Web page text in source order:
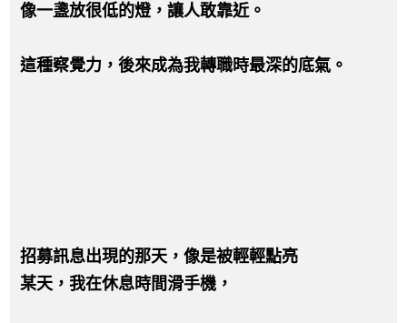
像一盞放很低的燈，讓人敢靠近。
這種察覺力，後來成為我轉職時最深的底氣。
招募訊息出現的那天，像是被輕輕點亮
某天，我在休息時間滑手機，